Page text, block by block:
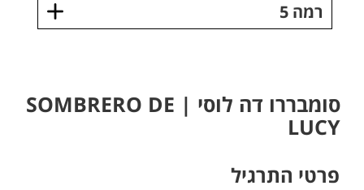
רמה 5
סומבררו דה לוסי | SOMBRERO DE
LUCY
פרטי התרגיל